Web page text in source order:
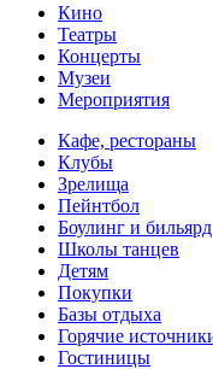
Кино
Театры
Концерты
Музеи
Мероприятия
Кафе, рестораны
Клубы
Зрелища
Пейнтбол
Боулинг и бильярд
Школы танцев
Детям
Покупки
Базы отдыха
Горячие
Гостиницы